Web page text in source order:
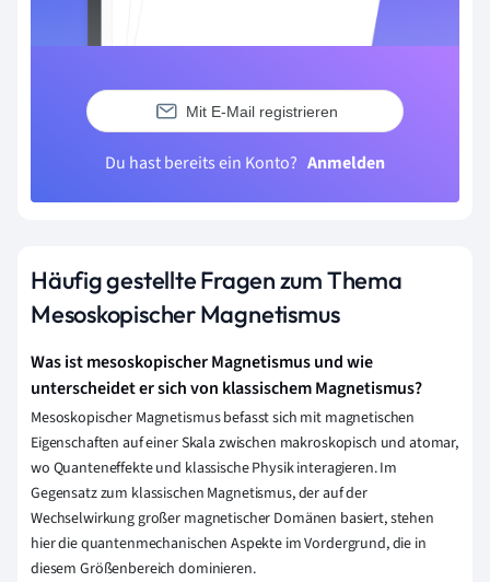
Mit E-Mail registrieren
Du hast bereits ein Konto? Anmelden
Häufig gestellte Fragen zum Thema
Mesoskopischer Magnetismus
Was ist mesoskopischer Magnetismus und wie
unterscheidet er sich von klassischem Magnetismus?
Mesoskopischer Magnetismus befasst sich mit magnetischen
Eigenschaften auf einer Skala zwischen makroskopisch und atomar,
wo Quanteneffekte und klassische Physik interagieren. Im
Gegensatz zum klassischen Magnetismus, der auf der
Wechselwirkung großer magnetischer Domänen basiert, stehen
hier die quantenmechanischen Aspekte im Vordergrund, die in
diesem Größenbereich dominieren.